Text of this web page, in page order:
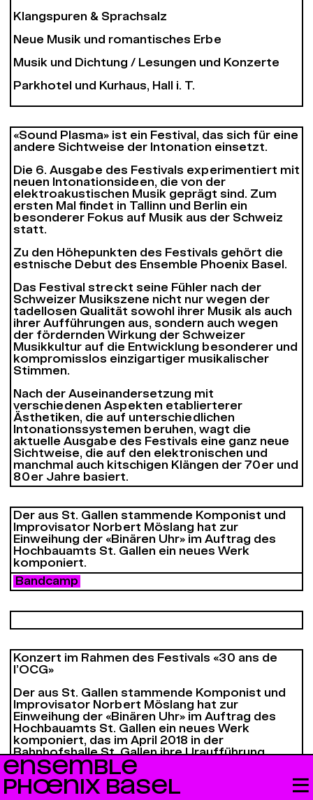
ENSEMBLE
PHŒNIX BASEL
Klangspuren & Sprachsalz
Neue Musik und romantisches Erbe
Musik und Dichtung / Lesungen und Konzerte
Parkhotel und Kurhaus, Hall i. T.
«Sound Plasma» ist ein Festival, das sich für eine
andere Sichtweise der Intonation einsetzt.
Die 6. Ausgabe des Festivals experimentiert mit
neuen Intonationsideen, die von der
elektroakustischen Musik geprägt sind. Zum
ersten Mal findet in Tallinn und Berlin ein
besonderer Fokus auf Musik aus der Schweiz
statt.
Zu den Höhepunkten des Festivals gehört die
estnische Debut des Ensemble Phoenix Basel.
Das Festival streckt seine Fühler nach der
Schweizer Musikszene nicht nur wegen der
tadellosen Qualität sowohl ihrer Musik als auch
ihrer Aufführungen aus, sondern auch wegen
der fördernden Wirkung der Schweizer
Musikkultur auf die Entwicklung besonderer und
kompromisslos einzigartiger musikalischer
Stimmen.
Nach der Auseinandersetzung mit
verschiedenen Aspekten etablierterer
Ästhetiken, die auf unterschiedlichen
Intonationssystemen beruhen, wagt die
aktuelle Ausgabe des Festivals eine ganz neue
Sichtweise, die auf den elektronischen und
manchmal auch kitschigen Klängen der 70er und
80er Jahre basiert.
Der aus St. Gallen stammende Komponist und
Improvisator Norbert Möslang hat zur
Einweihung der «Binären Uhr» im Auftrag des
Hochbauamts St. Gallen ein neues Werk
komponiert.
Bandcamp
Konzert im Rahmen des Festivals «30 ans de
l’OCG»
Der aus St. Gallen stammende Komponist und
Improvisator Norbert Möslang hat zur
Einweihung der «Binären Uhr» im Auftrag des
Hochbauamts St. Gallen ein neues Werk
komponiert, das im April 2018 in der
Bahnhofshalle St. Gallen ihre Uraufführung
durch Musiker:innen des Ensemble Phoenix
Basel erlebt hat. Nun wird die Komposition
«patterns» im «
bâtimement des forces